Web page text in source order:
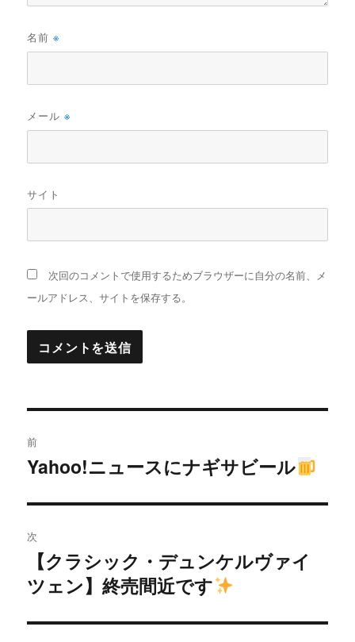
名前※
メール※
サイト
次回のコメントで使用するためブラウザーに自分の名前、メ
ールアドレス、サイトを保存する。
稿
ビ
ゲ
ー
シ
前
過
の
投
稿:
Yahoo!ニュースにナギサビール
次
の
稿:
【クラシック・デュンケルヴァイ
ツェン】終売間近です